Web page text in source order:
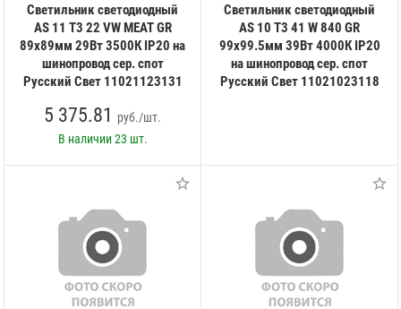
Светильник светодиодный
AS 11 T3 22 VW MEAT GR
89х89мм 29Вт 3500К IP20 на
шинопровод сер. спот
Русский Свет 11021123131
5 375.81 руб./шт.
В наличии23 шт.
Светильник светодиодный
AS 10 T3 41 W 840 GR
99х99.5мм 39Вт 4000К IP20
на шинопровод сер. спот
Русский Свет 11021023118